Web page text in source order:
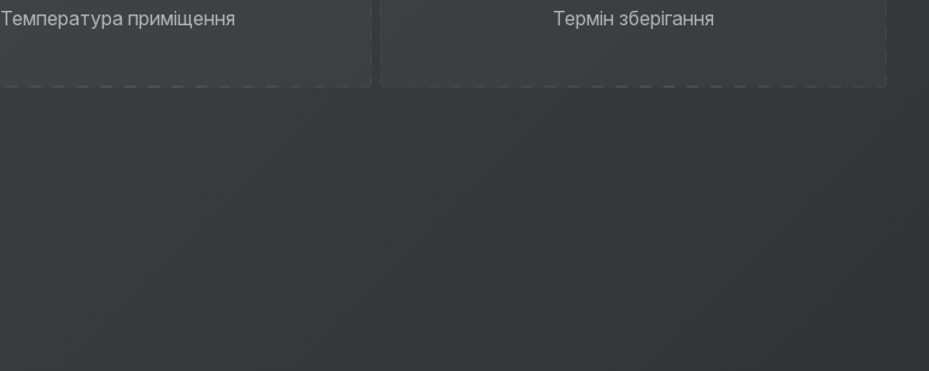
Температура приміщення Термін зберігання